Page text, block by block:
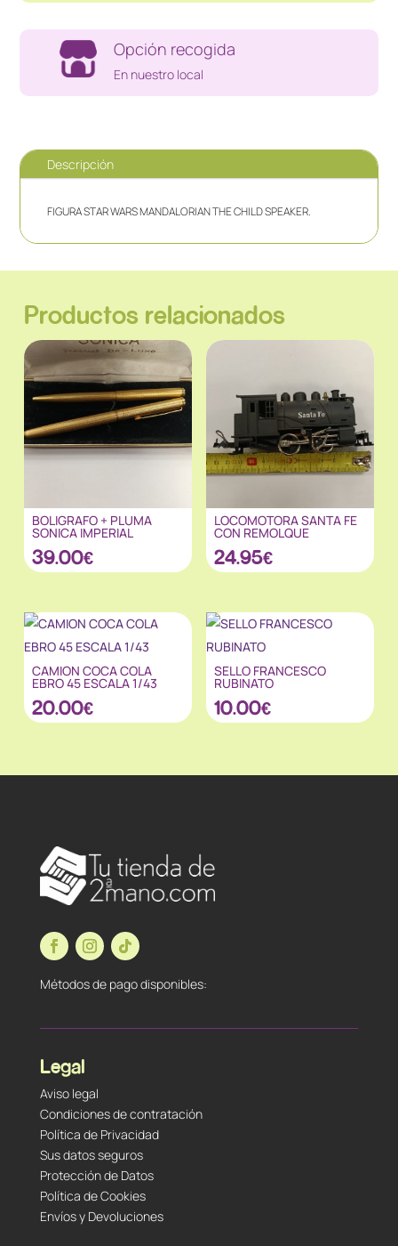
Opción recogida
En nuestro local
Descripción
FIGURA STAR WARS MANDALORIAN THE CHILD SPEAKER.
Productos relacionados
BOLIGRAFO + PLUMA
SONICA IMPERIAL
39.00€
LOCOMOTORA SANTA FE
CON REMOLQUE
24.95€
CAMION COCA COLA
EBRO 45 ESCALA 1/43
20.00€
SELLO FRANCESCO
RUBINATO
10.00€
Métodos de pago disponibles:
Legal
Aviso legal
Condiciones de contratación
Política de Privacidad
Sus datos seguros
Protección de Datos
Política de Cookies
Envíos y Devoluciones